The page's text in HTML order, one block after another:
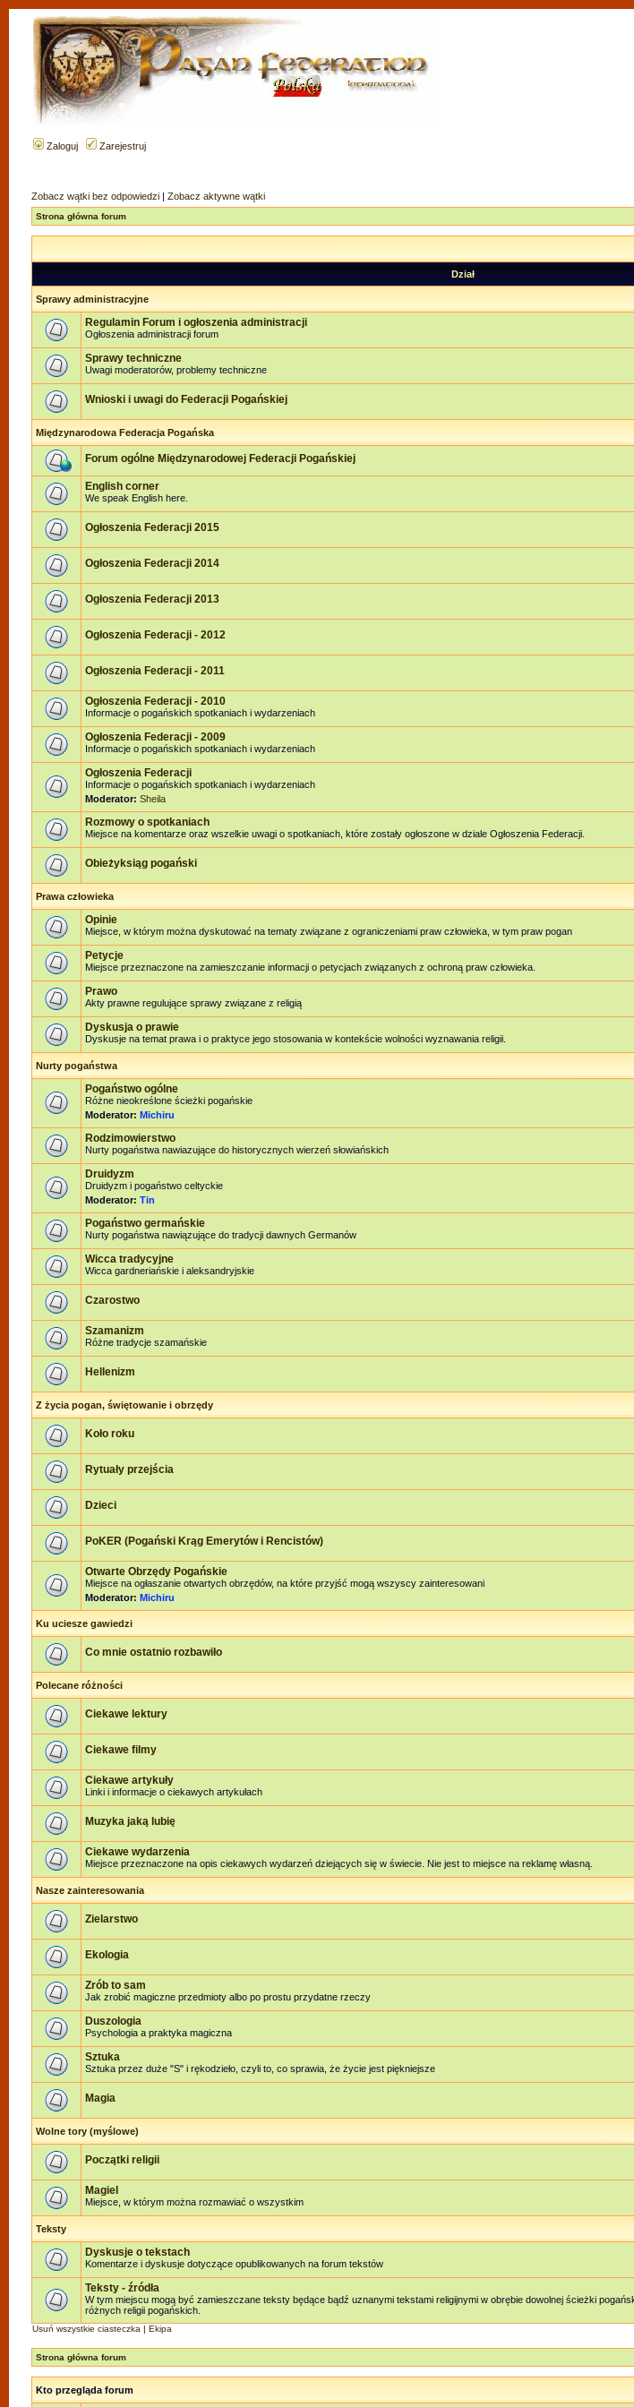
Zaloguj Zarejestruj
Zobacz wątki bez odpowiedzi | Zobacz aktywne wątki
Strona główna forum
Dział
Sprawy administracyjne
Regulamin Forum i ogłoszenia administracji
Ogłoszenia administracji forum
Sprawy techniczne
Uwagi moderatorów, problemy techniczne
Wnioski i uwagi do Federacji Pogańskiej
Międzynarodowa Federacja Pogańska
Forum ogólne Międzynarodowej Federacji Pogańskiej
English corner
We speak English here.
Ogłoszenia Federacji 2015
Ogłoszenia Federacji 2014
Ogłoszenia Federacji 2013
Ogłoszenia Federacji - 2012
Ogłoszenia Federacji - 2011
Ogłoszenia Federacji - 2010
Informacje o pogańskich spotkaniach i wydarzeniach
Ogłoszenia Federacji - 2009
Informacje o pogańskich spotkaniach i wydarzeniach
Ogłoszenia Federacji
Informacje o pogańskich spotkaniach i wydarzeniach
Moderator: Sheila
Rozmowy o spotkaniach
Miejsce na komentarze oraz wszelkie uwagi o spotkaniach, które zostały ogłoszone w dziale Ogłoszenia Federacji.
Obieżyksiąg pogański
Prawa człowieka
Opinie
Miejsce, w którym można dyskutować na tematy związane z ograniczeniami praw człowieka, w tym praw pogan
Petycje
Miejsce przeznaczone na zamieszczanie informacji o petycjach związanych z ochroną praw człowieka.
Prawo
Akty prawne regulujące sprawy związane z religią
Dyskusja o prawie
Dyskusje na temat prawa i o praktyce jego stosowania w kontekście wolności wyznawania religii.
Nurty pogaństwa
Pogaństwo ogólne
Różne nieokreślone ścieżki pogańskie
Moderator: Michiru
Rodzimowierstwo
Nurty pogaństwa nawiazujące do historycznych wierzeń słowiańskich
Druidyzm
Druidyzm i pogaństwo celtyckie
Moderator: Tin
Pogaństwo germańskie
Nurty pogaństwa nawiązujące do tradycji dawnych Germanów
Wicca tradycyjne
Wicca gardneriańskie i aleksandryjskie
Czarostwo
Szamanizm
Różne tradycje szamańskie
Hellenizm
Z życia pogan, świętowanie i obrzędy
Koło roku
Rytuały przejścia
Dzieci
PoKER (Pogański Krąg Emerytów i Rencistów)
Otwarte Obrzędy Pogańskie
Miejsce na ogłaszanie otwartych obrzędów, na które przyjść mogą wszyscy zainteresowani
Moderator: Michiru
Ku uciesze gawiedzi
Co mnie ostatnio rozbawiło
Polecane różności
Ciekawe lektury
Ciekawe filmy
Ciekawe artykuły
Linki i informacje o ciekawych artykułach
Muzyka jaką lubię
Ciekawe wydarzenia
Miejsce przeznaczone na opis ciekawych wydarzeń dziejących się w świecie. Nie jest to miejsce na reklamę własną.
Nasze zainteresowania
Zielarstwo
Ekologia
Zrób to sam
Jak zrobić magiczne przedmioty albo po prostu przydatne rzeczy
Duszologia
Psychologia a praktyka magiczna
Sztuka
Sztuka przez duże "S" i rękodzieło, czyli to, co sprawia, że życie jest piękniejsze
Magia
Wolne tory (myślowe)
Początki religii
Magiel
Miejsce, w którym można rozmawiać o wszystkim
Teksty
Dyskusje o tekstach
Komentarze i dyskusje dotyczące opublikowanych na forum tekstów
Teksty - źródła
W tym miejscu mogą być zamieszczane teksty będące bądź uznanymi tekstami religijnymi w obrębie dowolnej ścieżki
różnych religii pogańskich.
Usuń wszystkie ciasteczka | Ekipa
Strona główna forum
Kto przegląda forum